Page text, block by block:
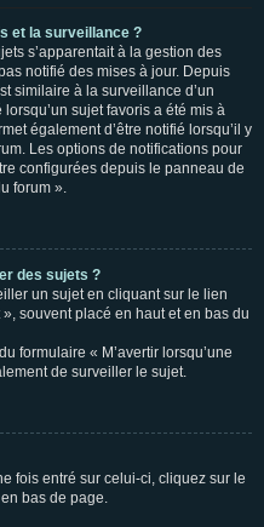
et la surveillance ?
s’apparentait à la gestion des
notifié des mises à jour. Depuis
similaire à la surveillance d’un
sujet favoris a été mis à
également d’être notifié lorsqu’il y
Les options de notifications pour
configurées depuis le panneau de
forum ».
des sujets ?
un sujet en cliquant sur le lien
souvent placé en haut et en bas du
formulaire « M’avertir lorsqu’une
de surveiller le sujet.
fois entré sur celui-ci, cliquez sur le
bas de page.